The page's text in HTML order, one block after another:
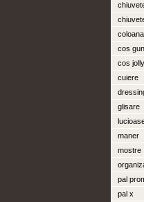
cos
cos jolly
cuiere
glisare
maner
mostre
pal
pal x